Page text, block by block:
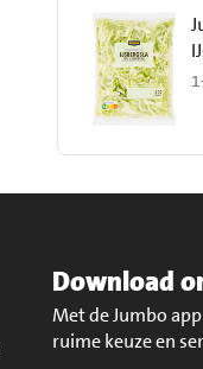
Download
Met de Jumbo
ruime keuze en